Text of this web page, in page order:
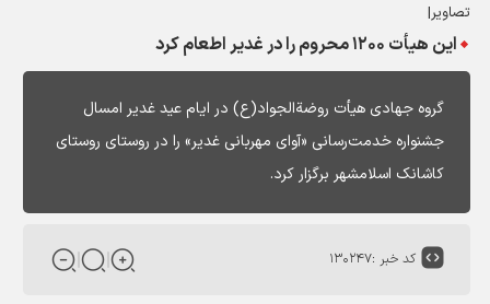
تصاویر|
این هیأت ۱۲۰۰ محروم را در غدیر اطعام کرد
گروه جهادی هیأت روضةالجواد(ع) در ایام عید غدیر امسال
جشنواره خدمت‌رسانی «آوای مهربانی غدیر» را در روستای روستای
کاشانک اسلامشهر برگزار کرد.
کد خبر :۱۳۰۲۴۷